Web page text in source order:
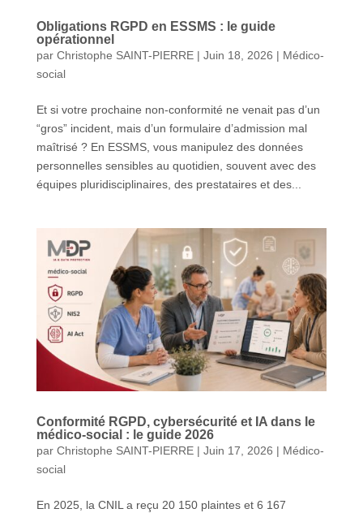
Obligations RGPD en ESSMS : le guide
opérationnel
par Christophe SAINT-PIERRE| Juin 18, 2026 | Médico-
social
Et si votre prochaine non-conformité ne venait pas d’un
“gros” incident, mais d’un formulaire d’admission mal
maîtrisé ? En ESSMS, vous manipulez des données
personnelles sensibles au quotidien, souvent avec des
équipes pluridisciplinaires, des prestataires et des...
Conformité RGPD, cybersécurité et IA dans le
médico-social : le guide 2026
par Christophe SAINT-PIERRE| Juin 17, 2026 | Médico-
social
En 2025, la CNIL a reçu 20 150 plaintes et 6 167